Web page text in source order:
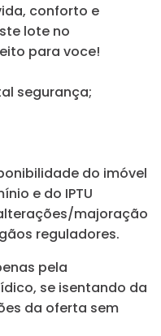
conforto e
lote no
para voce!
segurança;
do imóvel
e do IPTU
majoração
reguladores.
pela
se isentando da
da oferta sem